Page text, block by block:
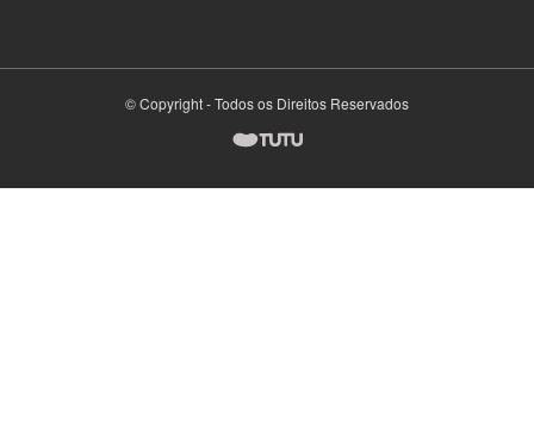
© Copyright - Todos os Direitos Reservados